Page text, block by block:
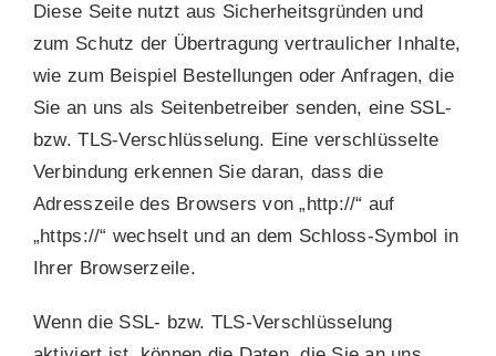
Diese Seite nutzt aus Sicherheitsgründen und
zum Schutz der Übertragung vertraulicher Inhalte,
wie zum Beispiel Bestellungen oder Anfragen, die
Sie an uns als Seitenbetreiber senden, eine SSL-
bzw. TLS-Verschlüsselung. Eine verschlüsselte
Verbindung erkennen Sie daran, dass die
Adresszeile des Browsers von „http://“ auf
„https://“ wechselt und an dem Schloss-Symbol in
Ihrer Browserzeile.
Wenn die SSL- bzw. TLS-Verschlüsselung